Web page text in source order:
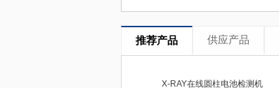
推荐产品 供应产品
X-RAY在线圆柱电池检测机